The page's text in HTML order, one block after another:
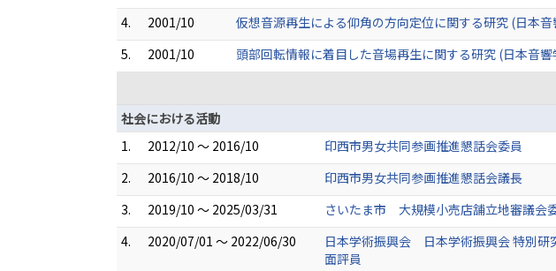
4.
2001/10
仮想音源再生による仰角の方向定位に関する研究 (日本
5.
2001/10
頭部回転情報に着目した音場再生に関する研究 (日本音
社会における活動
1.
2012/10 ～ 2016/10
印西市男女共同参画推進懇話会委員
2.
2016/10 ～ 2018/10
印西市男女共同参画推進懇話会議長
3.
2019/10 ～ 2025/03/31
さいたま市 大規模小売店舗立地審議会
4.
2020/07/01 ～ 2022/06/30
日本学術振興会 日本学術振興会 特別研
面評員